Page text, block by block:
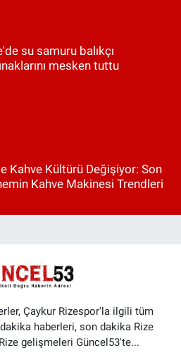
su samuru balıkçı
mesken tuttu
Kahve Kültürü Değişiyor: Son
Kahve Makinesi Trendleri
Çaykur Rizespor'la ilgili tüm
haberleri, son dakika Rize
gelişmeleri Güncel53'te...